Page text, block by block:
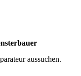
aussuchen.